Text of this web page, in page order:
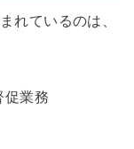
れているのは、
促業務